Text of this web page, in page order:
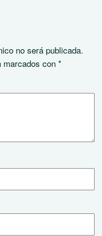
no será publicada.
marcados con *